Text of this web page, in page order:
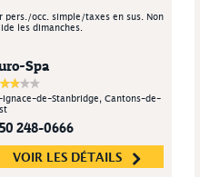
pers./occ. simple/taxes en sus. Non
les dimanches.
Spa
Ignace-de-Stanbridge, Cantons-de-
248-0666
VOIR LES DÉTAILS